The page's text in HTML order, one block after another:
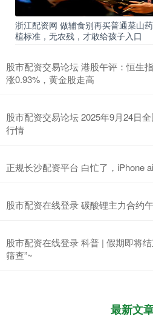
浙江配资网 做辅食别再买普通菜山
植标准，无农残，才敢给孩子入口
股市配资交易论坛 港股午评：恒生
涨0.93%，黄金股走高
股市配资交易论坛 2025年9月24日
行情
正规长沙配资平台 白忙了，iPhone
股市配资在线登录 碳酸锂主力合约
股市配资在线登录 科普 | 假期即将
筛查”~
最新文